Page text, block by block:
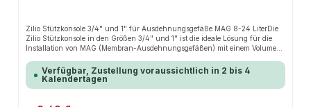
Zilio Stützkonsole 3/4" und 1" für Ausdehnungsgefäße MAG 8-24 LiterDie
Zilio Stützkonsole in den Größen 3/4" und 1" ist die ideale Lösung für die
Installation von MAG (Membran-Ausdehnungsgefäßen) mit einem Volumen
eine effiziente und zuverlässige Installation:Hochwertige Materialien:
Gefertigt aus robustem Stahl, garantiert die Stützkonsole eine lange
Lebensdauer und höchste Zuverlässigkeit.Korrosionsbeständigkeit: Die
Verfügbar, Zustellung voraussichtlich in 2 bis 4
Kalendertagen